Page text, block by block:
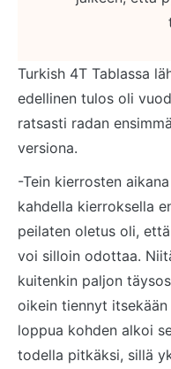
Turkish 4T Tablassa
edellinen tulos oli
ratsasti radan
versiona.
-Tein kierrosten
kahdella kierroksella
peilaten oletus oli,
voi silloin odottaa.
kuitenkin paljon
oikein tiennyt
loppua kohden alkoi
todella pitkäksi, sillä